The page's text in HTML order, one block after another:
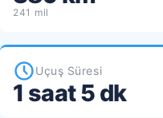
241 mil
Uçuş Süresi
1 saat 5 dk